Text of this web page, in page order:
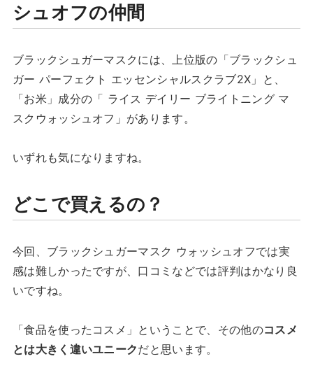
シュオフの仲間
ブラックシュガーマスクには、上位版の「ブラックシュ
ガー パーフェクト エッセンシャルスクラブ2X」と、
「お米」成分の「 ライス デイリー ブライトニング マ
スクウォッシュオフ」があります。
いずれも気になりますね。
どこで買えるの？
今回、ブラックシュガーマスク ウォッシュオフでは実
感は難しかったですが、口コミなどでは評判はかなり良
いですね。
「食品を使ったコスメ」ということで、その他のコスメ
とは大きく違いユニークだと思います。